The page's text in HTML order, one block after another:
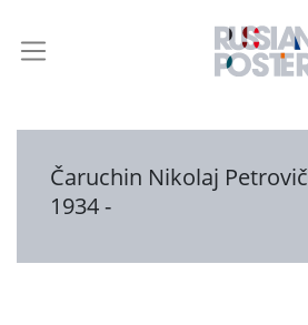
Čaruchin Nikolaj Petrovič
1934 -